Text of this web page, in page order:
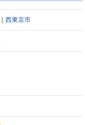
｜西東京市